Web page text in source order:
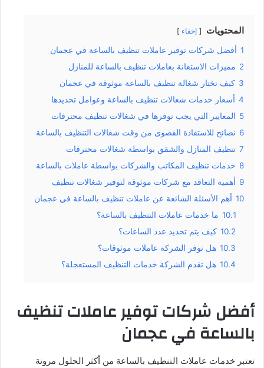
المحتويات إخفاء
1 أفضل شركات توفير عاملات تنظيف بالساعة في عجمان
2 مميزات الاستعانة بعاملات تنظيف بالساعة للمنازل
3 كيف تختار شغالة تنظيف بالساعة موثوقة في عجمان
4 أسعار خدمات شغالات تنظيف بالساعة وعوامل تحديدها
5 المعايير التي يجب توفرها في شغالات تنظيف محترفات
6 نصائح للاستفادة القصوى من وقت شغالات التنظيف بالساعة
7 تنظيف المنازل والشقق بواسطة شغالات محترفات
8 خدمات تنظيف المكاتب والشركات بواسطة عاملات بالساعة
9 أهمية التعاقد مع شركات موثوقة لتوفير شغالات تنظيف
10 أهم الأسئلة الشائعة عن عاملات تنظيف بالساعة في عجمان
10.1 ما خدمات عاملات التنظيف بالساعة؟
10.2 كيف يتم تحديد عدد الساعات؟
10.3 هل توفر الشركة عاملات موثوقات؟
10.4 هل تقدم الشركة خدمات التنظيف المستعجلة؟
أفضل شركات توفير عاملات تنظيف
بالساعة في عجمان
تعتبر خدمات عاملات التنظيف بالساعة من أكثر الحلول مرونة